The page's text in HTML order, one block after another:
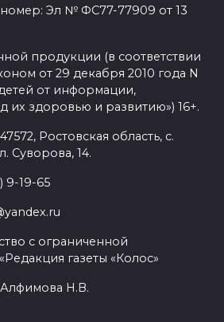
16:25
к школе
15:51
занятия
11 тыс. детей
15:49
разочаровалась
Эл № ФС77-77909 от 13
продукции (в соответствии
от 29 декабря 2010 года N
от информации,
здоровью и развитию») 16+.
Ростовская область, с.
Суворова, 14.
9-19-65
с ограниченной
газеты «Колос»
Н.В.